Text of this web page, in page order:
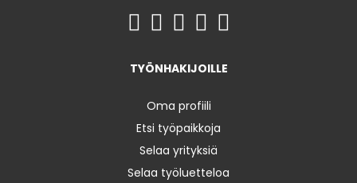
TYÖNHAKIJOILLE
Oma profiili
Etsi työpaikkoja
Selaa yrityksiä
Selaa työluetteloa